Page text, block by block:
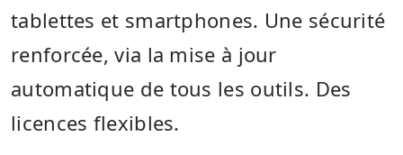
tablettes et smartphones. Une sécurité
renforcée, via la mise à jour
automatique de tous les outils. Des
licences flexibles.